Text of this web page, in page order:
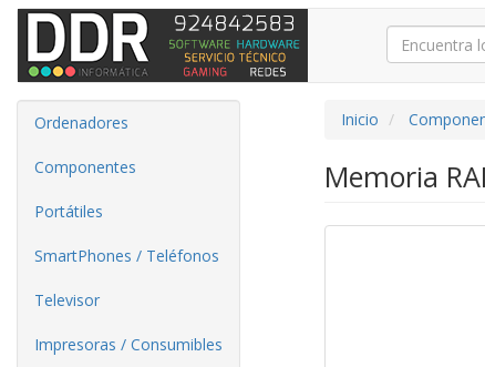
Ordenadores
Componentes
Portátiles
SmartPhones / Teléfonos
Televisor
Impresoras / Consumibles
Inicio
Memoria